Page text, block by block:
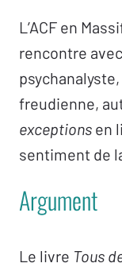
L’ACF en
rencontre avec
freudienne,
exceptions en
sentiment de
Argument
Le livre Tous